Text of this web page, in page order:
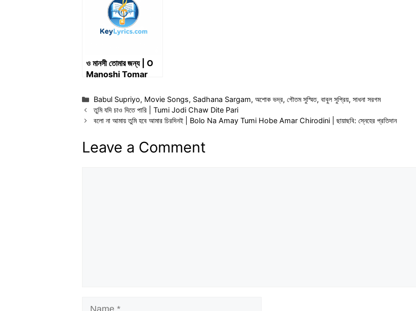
ও মানসী তোমার জন্য | O
Manoshi Tomar
Categories
Babul Supriyo, Movie Songs, Sadhana Sargam,অশোক ভদ্র,গৌতম সুস্মিত,বাবুল সুপ্রিয়,সাধনা সরগম
তুমি যদি চাও দিতে পারি | Tumi Jodi Chaw Dite Pari
বলো না আমায় তুমি হবে আমার চিরদিনই | Bolo Na Amay Tumi Hobe Amar Chirodini | ছায়াছবি: স্নেহের প্রতিদান
Leave a Comment
Name